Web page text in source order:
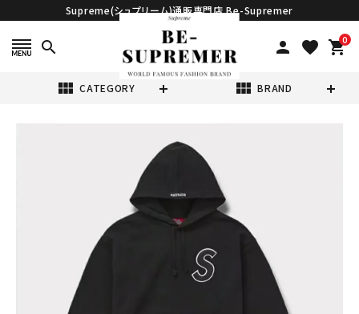
Supreme(シュプリーム)通販専門店 Be-Supremer
search person favorite 0
shopping_cart
view_module CATEGORY view_module BRAND